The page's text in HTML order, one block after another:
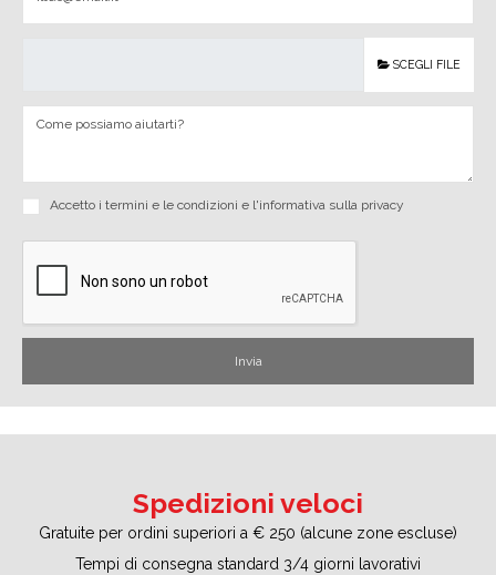
SCEGLI FILE
Accetto i termini e le condizioni e l'informativa sulla privacy
Spedizioni veloci
Gratuite per ordini superiori a € 250 (alcune zone escluse)
Tempi di consegna standard 3/4 giorni lavorativi